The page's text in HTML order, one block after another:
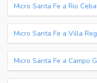
Micro Santa Fe a Rio
Micro Santa Fe a Villa
Micro Santa Fe a Campo